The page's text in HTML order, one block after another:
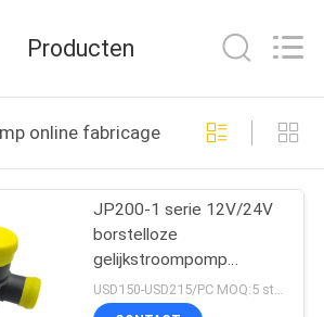
Producten
online fabricage
JP200-1 serie 12V/24V
borstelloze
gelijkstroompomp
2000L/H ~5000L/H
Stromen bereik Lift van
USD150-USD215/PC MOQ:5 stuks (monster beschikbaar)